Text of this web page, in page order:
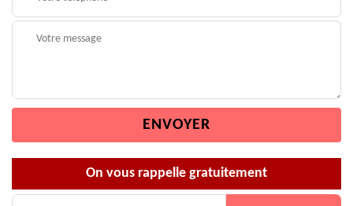
On vous rappelle gratuitement